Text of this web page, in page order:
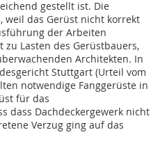
gestellt ist. Die
weil das Gerüst nicht korrekt
der Arbeiten
Lasten des Gerüstbauers,
Architekten. In
Stuttgart (Urteil vom
notwendige Fanggerüste in
für das
dass Dachdeckergewerk nicht
Verzug ging auf das